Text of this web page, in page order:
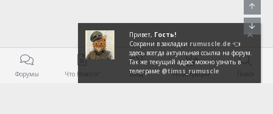
Форумы Что Нового? Вход Регистрация
Привет, Гость!
Сохрани в закладки rumuscle.de 👈
здесь всегда актуальная ссылка на форум.
Так же текущий адрес можно узнать в
телеграме @timss_rumuscle